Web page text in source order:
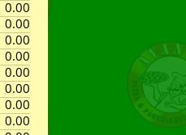
0.00
0.00
0.00
0.00
0.00
0.00
0.00
0.00